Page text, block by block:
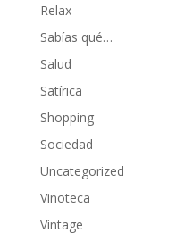
Relax
Sabías qué…
Salud
Satírica
Shopping
Sociedad
Uncategorized
Vinoteca
Vintage